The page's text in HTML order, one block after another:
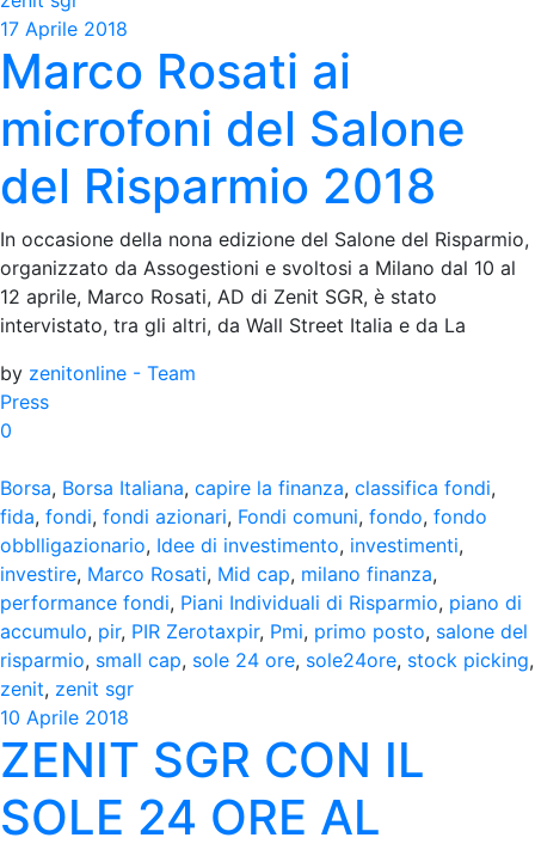
17 Aprile 2018
Marco Rosati ai
microfoni del Salone
del Risparmio 2018
In occasione della nona edizione del Salone del Risparmio,
organizzato da Assogestioni e svoltosi a Milano dal 10 al
12 aprile, Marco Rosati, AD di Zenit SGR, è stato
intervistato, tra gli altri, da Wall Street Italia e da La
by zenitonline - Team
Press
0
Borsa, Borsa Italiana, capire la finanza, classifica fondi,
fida, fondi, fondi azionari, Fondi comuni, fondo, fondo
obblligazionario, Idee di investimento, investimenti,
investire, Marco Rosati, Mid cap, milano finanza,
performance fondi, Piani Individuali di Risparmio, piano di
accumulo, pir, PIR Zerotaxpir, Pmi, primo posto, salone del
risparmio, small cap, sole 24 ore, sole24ore, stock picking,
zenit, zenit sgr
10 Aprile 2018
ZENIT SGR CON IL
SOLE 24 ORE AL